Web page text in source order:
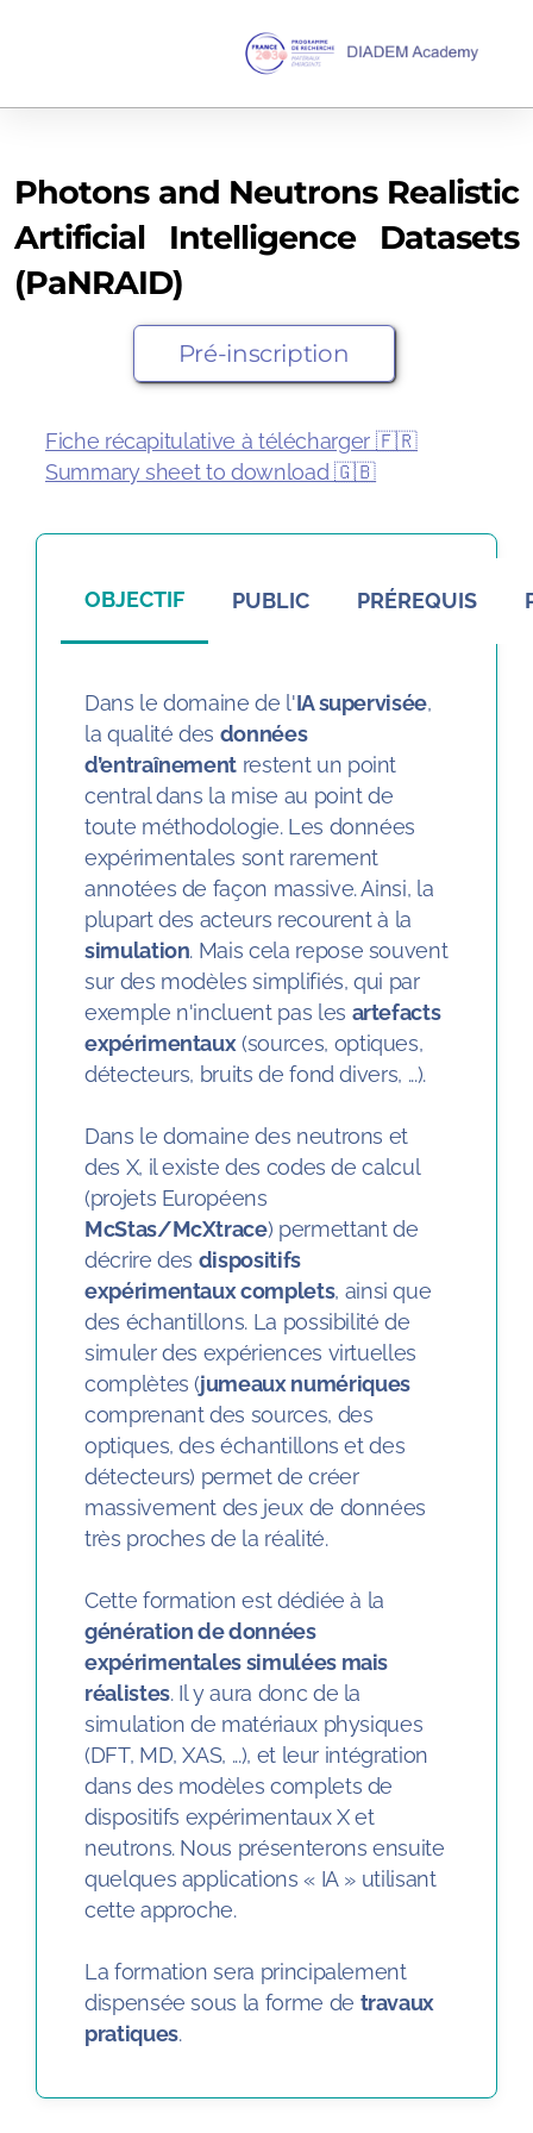
Photons and Neutrons Realistic
Artificial Intelligence Datasets
(PaNRAID)
Pré-inscription
Fiche récapitulative à télécharger 🇫🇷
Summary sheet to download 🇬🇧
OBJECTIF PUBLIC PRÉREQUIS
Dans le domaine de l'IA supervisée,
la qualité des données
d’entraînement restent un point
central dans la mise au point de
toute méthodologie. Les données
expérimentales sont rarement
annotées de façon massive. Ainsi, la
plupart des acteurs recourent à la
simulation. Mais cela repose souvent
sur des modèles simplifiés, qui par
exemple n'incluent pas les artefacts
expérimentaux(sources, optiques,
détecteurs, bruits de fond divers, ...).
Dans le domaine des neutrons et
des X, il existe des codes de calcul
(projets Européens
McStas/McXtrace) permettant de
décrire des dispositifs
expérimentaux complets, ainsi que
des échantillons. La possibilité de
simuler des expériences virtuelles
complètes (jumeaux numériques
comprenant des sources, des
optiques, des échantillons et des
détecteurs) permet de créer
massivement des jeux de données
très proches de la réalité.
Cette formation est dédiée à la
génération de données
expérimentales simulées mais
réalistes. Il y aura donc de la
simulation de matériaux physiques
(DFT, MD, XAS, ...), et leur intégration
dans des modèles complets de
dispositifs expérimentaux X et
neutrons. Nous présenterons ensuite
quelques applications « IA » utilisant
cette approche.
La formation sera principalement
dispensée sous la forme de travaux
pratiques.
Summer School
Programme
Infos pratiques
Hackathon
Challenges 2025
Bourses de Master 2026/27
Journée de sensibilisation IA
Avis et impressions
Projets financés